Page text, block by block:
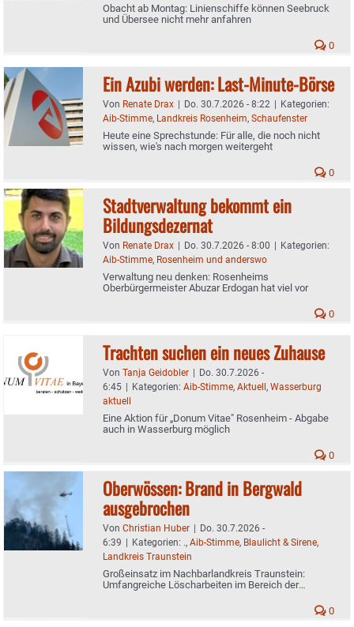
Obacht ab Montag: Linienschiffe können Seebruck
und Übersee nicht mehr anfahren
0
Ein Azubi werden: Last-Minute-Börse
Von Renate Drax Do. 30.7.2026 - 8:22
Kategorien:
Aib-Stimme, Landkreis Rosenheim, Schaufenster
Heute eine Sprechstunde: Für alle, die noch nicht
wissen, wie's nach morgen weitergeht
0
Stadtverwaltung bekommt ein
Bildungsdezernat
Von Renate Drax Do. 30.7.2026 - 8:00
Kategorien:
Aib-Stimme, Rosenheim und anderswo
Verwaltung neu denken: Rosenheims
Oberbürgermeister Abuzar Erdogan hat viel vor
0
Trachten suchen ein neues Zuhause
Von Tanja Geidobler
Do. 30.7.2026 -
6:45
Kategorien: Aib-Stimme, Aktuell , Wasserburg
aktuell
Eine Aktion für „Donum Vitae" Rosenheim - Abgabe
auch in Wasserburg möglich
0
Oberwössen: Brand in Bergwald
ausgebrochen
Von Christian Huber
Do. 30.7.2026 -
6:39
Kategorien: ., Aib-Stimme, Blaulicht & Sirene,
Landkreis Traunstein
Großeinsatz im Nachbarlandkreis Traunstein:
Umfangreiche Löscharbeiten im Bereich der
0